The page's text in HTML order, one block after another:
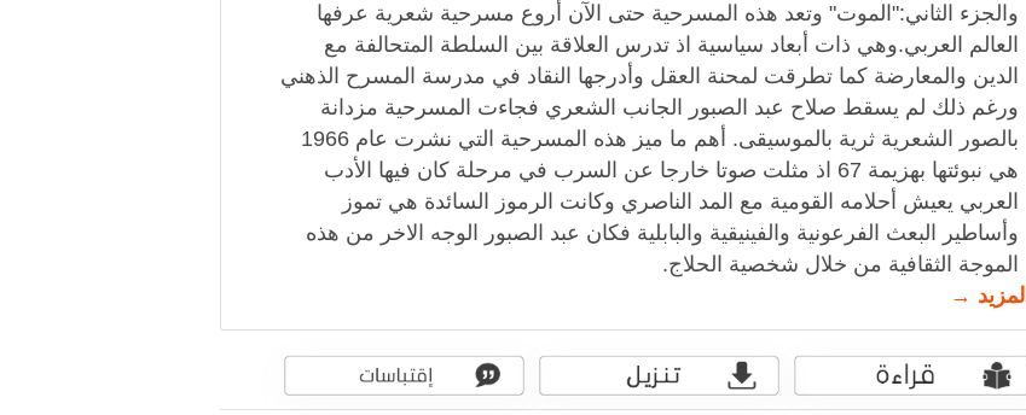
والجزء الثاني:"الموت" وتعد هذه المسرحية حتى الآن أروع مسرحية شعرية عرفها
العالم العربي.وهي ذات أبعاد سياسية اذ تدرس العلاقة بين السلطة المتحالفة مع
الدين والمعارضة كما تطرقت لمحنة العقل وأدرجها النقاد في مدرسة المسرح الذهني
ورغم ذلك لم يسقط صلاح عبد الصبور الجانب الشعري فجاءت المسرحية مزدانة
بالصور الشعرية ثرية بالموسيقى. أهم ما ميز هذه المسرحية التي نشرت عام 1966
هي نبوئتها بهزيمة 67 اذ مثلت صوتا خارجا عن السرب في مرحلة كان فيها الأدب
العربي يعيش أحلامه القومية مع المد الناصري وكانت الرموز السائدة هي تموز
وأساطير البعث الفرعونية والفينيقية والبابلية فكان عبد الصبور الوجه الاخر من هذه
الموجة الثقافية من خلال شخصية الحلاج.
المزيد →